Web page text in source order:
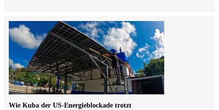
Wie Kuba der US-Energieblockade trotzt